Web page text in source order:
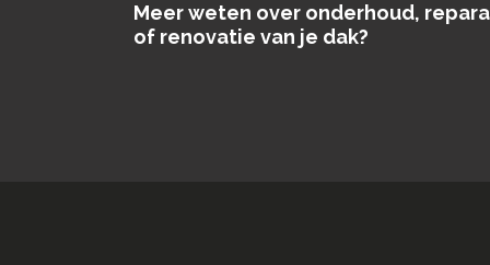
Meer weten over onderhoud,
of renovatie van je dak?